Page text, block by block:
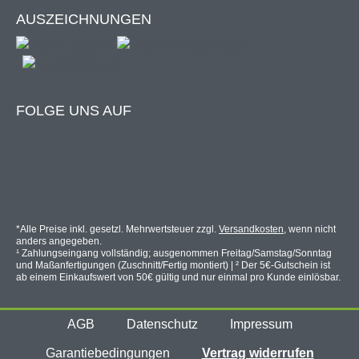
Hochbeet "RAISE 1 S"
Zum Produkt
AUSZEICHNUNGEN
FOLGE UNS AUF
*Alle Preise inkl. gesetzl. Mehrwertsteuer zzgl. Versandkosten, wenn nicht
anders angegeben.
¹ Zahlungseingang vollständig; ausgenommen Freitag/Samstag/Sonntag
und Maßanfertigungen (Zuschnitt/Fertig montiert) | ² Der 5€-Gutschein ist
ab einem Einkaufswert von 50€ gültig und nur einmal pro Kunde einlösbar.
AGB Datenschutz Impressum
Garantiebedingungen Vertrag widerrufen